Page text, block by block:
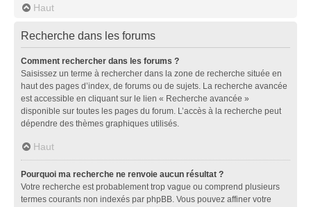
Haut
Recherche dans les forums
Comment rechercher dans les forums ?
Saisissez un terme à rechercher dans la zone de recherche située en
haut des pages d’index, de forums ou de sujets. La recherche avancée
est accessible en cliquant sur le lien « Recherche avancée »
disponible sur toutes les pages du forum. L’accès à la recherche peut
dépendre des thèmes graphiques utilisés.
Haut
Pourquoi ma recherche ne renvoie aucun résultat ?
Votre recherche est probablement trop vague ou comprend plusieurs
termes courants non indexés par phpBB. Vous pouvez affiner votre